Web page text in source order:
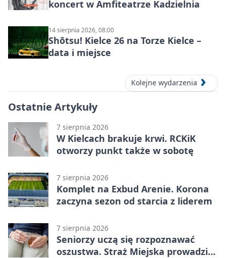
koncert w Amfiteatrze Kadzielnia
14 sierpnia 2026, 08:00
Shōtsu! Kielce 26 na Torze Kielce –
data i miejsce
Kolejne wydarzenia
Ostatnie Artykuły
7 sierpnia 2026
W Kielcach brakuje krwi. RCKiK
otworzy punkt także w sobotę
7 sierpnia 2026
Komplet na Exbud Arenie. Korona
zaczyna sezon od starcia z liderem
7 sierpnia 2026
Seniorzy uczą się rozpoznawać
oszustwa. Straż Miejska prowadzi